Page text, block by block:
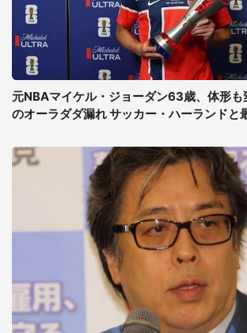
元NBAマイケル・ジョーダン63歳、体形も
のオーラダダ漏れ サッカー・ハーランドと